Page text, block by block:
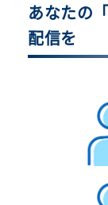
あなたの
配信を